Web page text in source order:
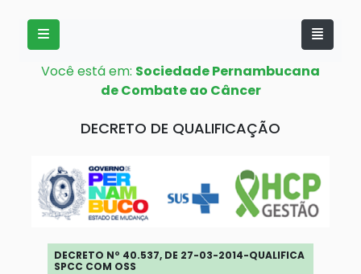
Você está em: Sociedade Pernambucana
de Combate ao Câncer
DECRETO DE QUALIFICAÇÃO
DECRETO Nº 40.537, DE 27-03-2014-QUALIFICA
SPCC COM OSS